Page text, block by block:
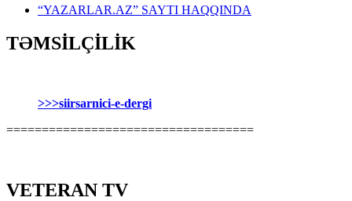
“YAZARLAR.AZ” SAYTI HAQQINDA
TƏMSİLÇİLİK
>>>siirsarnici-e-dergi
===================================
VETERAN TV